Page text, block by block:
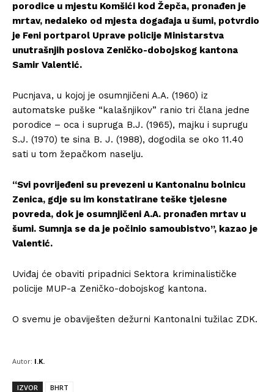
porodice u mjestu Komšići kod Žepča, pronađen je
mrtav, nedaleko od mjesta događaja u šumi, potvrdio
je Feni portparol Uprave policije Ministarstva
unutrašnjih poslova Zeničko-dobojskog kantona
Samir Valentić.
Pucnjava, u kojoj je osumnjičeni A.A. (1960) iz
automatske puške “kalašnjikov” ranio tri člana jedne
porodice – oca i supruga B.J. (1965), majku i suprugu
S.J. (1970) te sina B. J. (1988), dogodila se oko 11.40
sati u tom žepačkom naselju.
“Svi povrijeđeni su prevezeni u Kantonalnu bolnicu
Zenica, gdje su im konstatirane teške tjelesne
povreda, dok je osumnjičeni A.A. pronađen mrtav u
šumi. Sumnja se da je počinio samoubistvo”, kazao je
Valentić.
Uviđaj će obaviti pripadnici Sektora kriminalističke
policije MUP-a Zeničko-dobojskog kantona.
O svemu je obaviješten dežurni Kantonalni tužilac ZDK.
Autor: I.K.
IZVOR BHRT